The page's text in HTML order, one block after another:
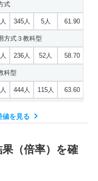
式
345人 5人 61.90
式３教科型
236人 52人 58.70
科型
444人 115人 63.60
171人 58人 64.40
値を見る
（倍率）を確